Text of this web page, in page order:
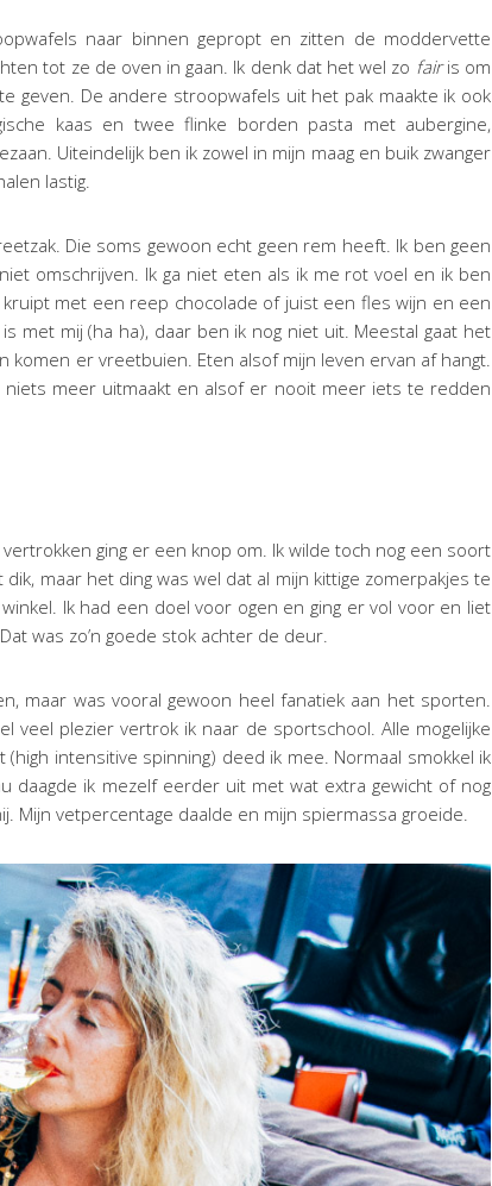
naar binnen gepropt en zitten de moddervette
tot ze de oven in gaan. Ik denk dat het wel zo fairis om
geven. De andere stroopwafels uit het pak maakte ik ook
kaas en twee flinke borden pasta met aubergine,
Uiteindelijk ben ik zowel in mijn maag en buik zwanger
lastig.
Die soms gewoon echt geen rem heeft. Ik ben geen
omschrijven. Ik ga niet eten als ik me rot voel en ik ben
met een reep chocolade of juist een fles wijn en een
met mij (ha ha), daar ben ik nog niet uit. Meestal gaat het
komen er vreetbuien. Eten alsof mijn leven ervan af hangt.
meer uitmaakt en alsof er nooit meer iets te redden
ging er een knop om. Ik wilde toch nog een soort
maar het ding was wel dat al mijn kittige zomerpakjes te
Ik had een doel voor ogen en ging er vol voor en liet
was zo’n goede stok achter de deur.
maar was vooral gewoon heel fanatiek aan het sporten.
veel plezier vertrok ik naar de sportschool. Alle mogelijke
intensitive spinning) deed ik mee. Normaal smokkel ik
daagde ik mezelf eerder uit met wat extra gewicht of nog
Mijn vetpercentage daalde en mijn spiermassa groeide.